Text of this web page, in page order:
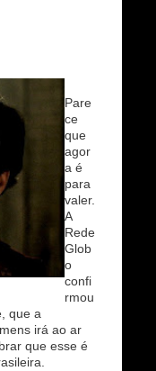
Pare
ce
que
agor
a é
para
valer.
A
Rede
Glob
o
confi
rmou
que a
irá ao ar
que esse é